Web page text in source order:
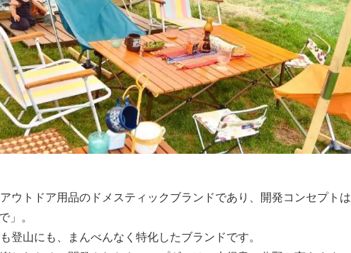
ウトドア用品のドメスティックブランドであり、開発コンセプトは
」。
登山にも、まんべんなく特化したブランドです。